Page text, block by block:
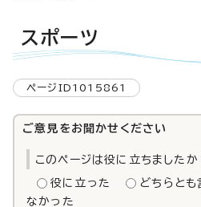
スポーツ
ページID1015861
ご意見をお聞かせください
このページは役に立ちましたか
役に立った どちらとも
なかった